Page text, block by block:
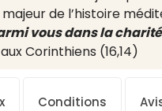
de l’histoire
vous dans la
Corinthiens (16,14)
Conditions